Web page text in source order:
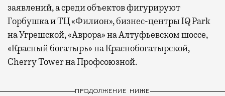
заявлений, а среди объектов фигурируют
Горбушка и ТЦ «Филион», бизнес-центры IQ Park
на Угрешской, «Аврора» на Алтуфьевском шоссе,
«Красный богатырь» на Краснобогатырской,
Cherry Tower на Профсоюзной.
ПРОДОЛЖЕНИЕ НИЖЕ